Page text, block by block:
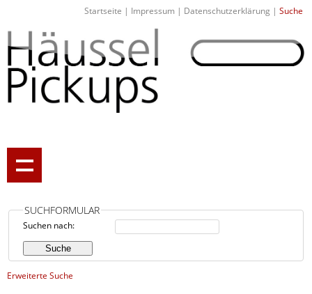
Startseite | Impressum | Datenschutzerklärung | Suche
SUCHFORMULAR
Suchen nach:
Erweiterte Suche